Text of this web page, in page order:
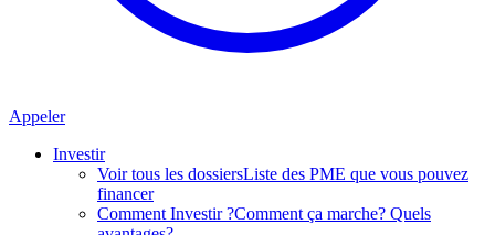
Appeler
Investir
Voir tous les dossiersListe des PME que vous pouvez
financer
Comment Investir ?Comment ça marche? Quels